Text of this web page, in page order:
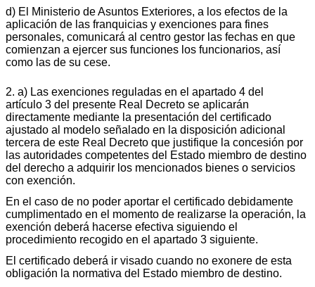
d) El Ministerio de Asuntos Exteriores, a los efectos de la
aplicación de las franquicias y exenciones para fines
personales, comunicará al centro gestor las fechas en que
comienzan a ejercer sus funciones los funcionarios, así
como las de su cese.
2. a) Las exenciones reguladas en el apartado 4 del
artículo 3 del presente Real Decreto se aplicarán
directamente mediante la presentación del certificado
ajustado al modelo señalado en la disposición adicional
tercera de este Real Decreto que justifique la concesión por
las autoridades competentes del Estado miembro de destino
del derecho a adquirir los mencionados bienes o servicios
con exención.
En el caso de no poder aportar el certificado debidamente
cumplimentado en el momento de realizarse la operación, la
exención deberá hacerse efectiva siguiendo el
procedimiento recogido en el apartado 3 siguiente.
El certificado deberá ir visado cuando no exonere de esta
obligación la normativa del Estado miembro de destino.